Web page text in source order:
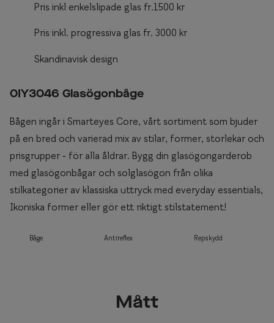
Pris inkl enkelslipade glas fr.1500 kr
Pris inkl. progressiva glas fr. 3000 kr
Skandinavisk design
0IY3046 Glasögonbåge
Bågen ingår i Smarteyes Core, vårt sortiment som bjuder
på en bred och varierad mix av stilar, former, storlekar och
prisgrupper - för alla åldrar. Bygg din glasögongarderob
med glasögonbågar och solglasögon från olika
stilkategorier av klassiska uttryck med everyday essentials,
Ikoniska former eller gör ett riktigt stilstatement!
Båge Antireflex Repskydd
Mått